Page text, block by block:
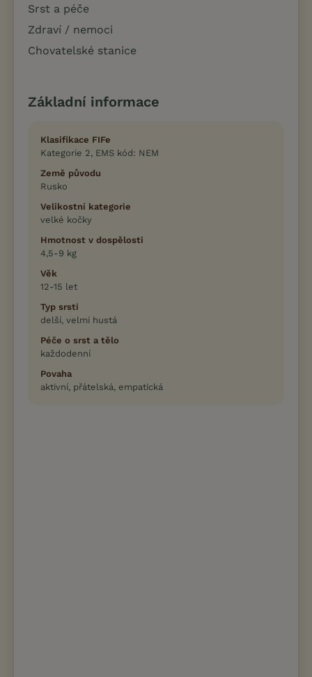
Srst a péče
Zdraví / nemoci
Chovatelské stanice
Základní informace
Klasifikace FIFe
Kategorie 2, EMS kód: NEM
Země původu
Rusko
Velikostní kategorie
velké kočky
Hmotnost v dospělosti
4,5-9 kg
Věk
12-15 let
Typ srsti
delší, velmi hustá
Péče o srst a tělo
každodenní
Povaha
aktivní, přátelská, empatická